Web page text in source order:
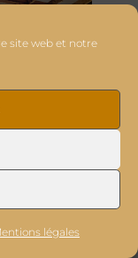
site web et notre
légales